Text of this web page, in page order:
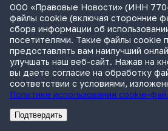
Филонову Елену Юрьевну
в Рязанской области
судьей Рязанского районного суда
Николаевну
в Самарской области
судьями Автозаводского районного
Наталью Павловну
РекламаАдвокатское бюро Санкт-Петербурга
ООО «Правовые Новости» (ИНН
файлы cookie (включая сторонние
сбора информации об
посетителями. Такие файлы cookie
предоставлять вам наилучший
улучшать наш веб-сайт. Нажав на
вы даете согласие на обработку
соответствии с условиями,
Политике использования cookie-
Подтвердить